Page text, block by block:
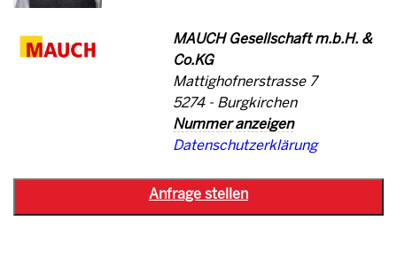
MAUCH Gesellschaft m.b.H. &
Co.KG
Mattighofnerstrasse 7
5274 - Burgkirchen
Nummer anzeigen
Datenschutzerklärung